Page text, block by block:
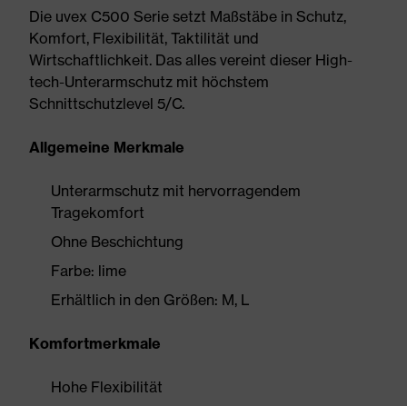
Die uvex C500 Serie setzt Maßstäbe in Schutz,
Komfort, Flexibilität, Taktilität und
Wirtschaftlichkeit. Das alles vereint dieser High-
tech-Unterarmschutz mit höchstem
Schnittschutzlevel 5/C.
Allgemeine Merkmale
Unterarmschutz mit hervorragendem
Tragekomfort
Ohne Beschichtung
Farbe: lime
Erhältlich in den Größen: M, L
Komfortmerkmale
Hohe Flexibilität